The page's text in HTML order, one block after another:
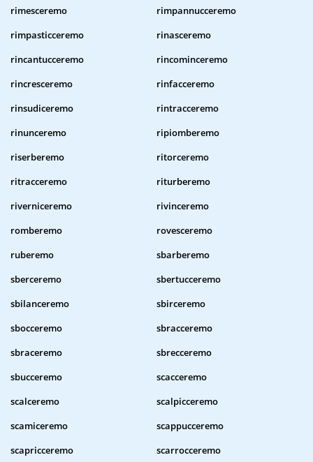
rimesceremo
rimpannucceremo
rimpasticceremo
rinasceremo
rincantucceremo
rincominceremo
rincresceremo
rinfacceremo
rinsudiceremo
rintracceremo
rinunceremo
ripiomberemo
riserberemo
ritorceremo
ritracceremo
riturberemo
riverniceremo
rivinceremo
romberemo
rovesceremo
ruberemo
sbarberemo
sberceremo
sbertucceremo
sbilanceremo
sbirceremo
sbocceremo
sbracceremo
sbraceremo
sbrecceremo
sbucceremo
scacceremo
scalceremo
scalpicceremo
scamiceremo
scappucceremo
scapricceremo
scarrocceremo